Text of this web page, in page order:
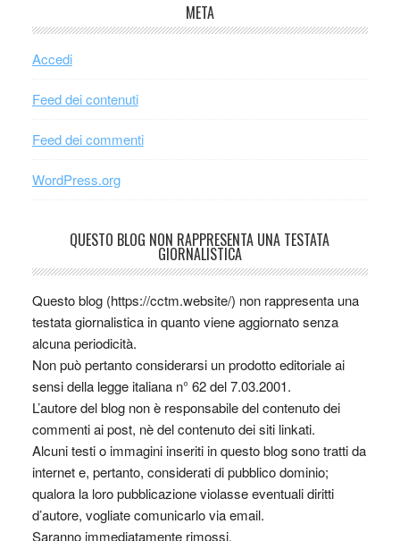
META
Accedi
Feed dei contenuti
Feed dei commenti
WordPress.org
QUESTO BLOG NON RAPPRESENTA UNA TESTATA
GIORNALISTICA
Questo blog (https://cctm.website/) non rappresenta una
testata giornalistica in quanto viene aggiornato senza
alcuna periodicità.
Non può pertanto considerarsi un prodotto editoriale ai
sensi della legge italiana n° 62 del 7.03.2001.
L’autore del blog non è responsabile del contenuto dei
commenti ai post, nè del contenuto dei siti linkati.
Alcuni testi o immagini inseriti in questo blog sono tratti da
internet e, pertanto, considerati di pubblico dominio;
qualora la loro pubblicazione violasse eventuali diritti
d’autore, vogliate comunicarlo via email.
Saranno immediatamente rimossi.